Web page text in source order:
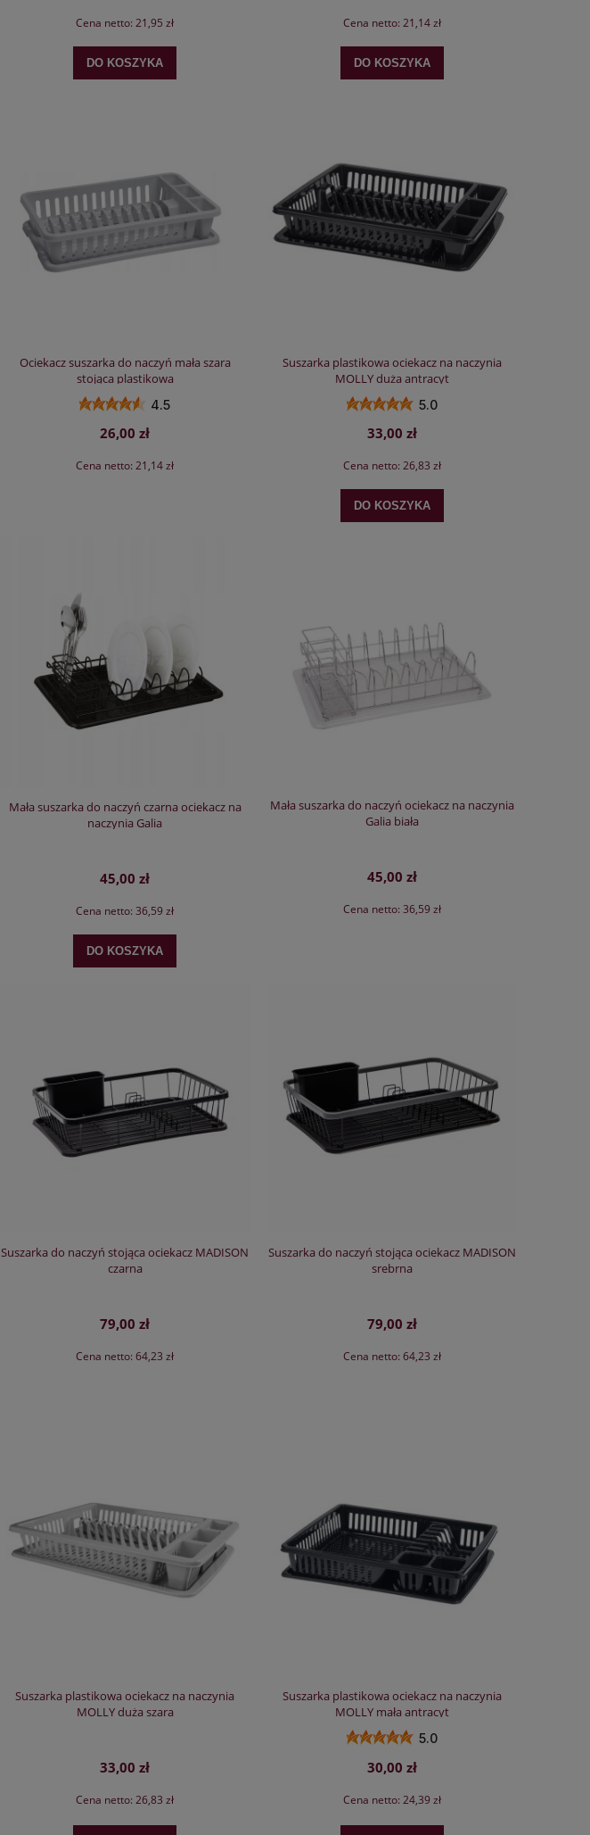
Cena netto: 21,95 zł
DO KOSZYKA
Cena netto: 21,14 zł
DO KOSZYKA
Ociekacz suszarka do naczyń mała szara
stojąca plastikowa
4.5
26,00 zł
Cena netto: 21,14 zł
Suszarka plastikowa ociekacz na naczynia
MOLLY duża antracyt
5.0
33,00 zł
Cena netto: 26,83 zł
DO KOSZYKA
Mała suszarka do naczyń czarna ociekacz na
naczynia Galia
45,00 zł
Cena netto: 36,59 zł
DO KOSZYKA
Mała suszarka do naczyń ociekacz na naczynia
Galia biała
45,00 zł
Cena netto: 36,59 zł
Suszarka do naczyń stojąca ociekacz MADISON
czarna
79,00 zł
Cena netto: 64,23 zł
Suszarka do naczyń stojąca ociekacz MADISON
srebrna
79,00 zł
Cena netto: 64,23 zł
Suszarka plastikowa ociekacz na naczynia
MOLLY duża szara
33,00 zł
Cena netto: 26,83 zł
Suszarka plastikowa ociekacz na naczynia
MOLLY mała antracyt
5.0
30,00 zł
Cena netto: 24,39 zł